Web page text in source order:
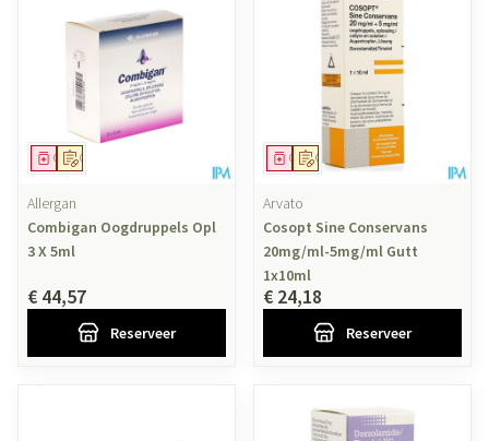
Op voorschrift
Geneesmiddel
Allergan
Combigan Oogdruppels Opl
3 X 5ml
€ 44,57
Reserveer
Op voorschrift
Geneesmiddel
Arvato
Cosopt Sine Conservans
20mg/ml-5mg/ml Gutt
1x10ml
€ 24,18
Reserveer